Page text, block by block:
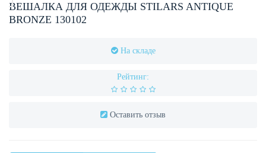
ВЕШАЛКА ДЛЯ ОДЕЖДЫ STILARS ANTIQUE
BRONZE 130102
На складе
Рейтинг:
Оставить отзыв